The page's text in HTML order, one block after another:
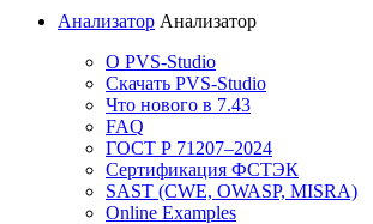
Анализатор Анализатор
О PVS-Studio
Скачать PVS-Studio
Что нового в 7.43
FAQ
ГОСТ Р 71207–2024
Сертификация ФСТЭК
SAST (CWE, OWASP, MISRA)
Online Examples